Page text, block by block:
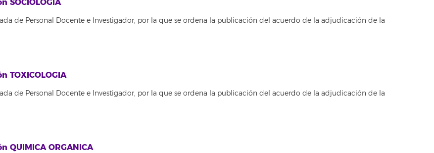
SOCIOLOGIA
de Personal Docente e Investigador, por la que se ordena la publicación del acuerdo de la adjudicación de la
de Personal Docente e Investigador, por la que se ordena la publicación del acuerdo de la adjudicación de la
ORGANICA